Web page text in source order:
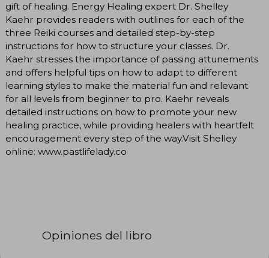
gift of healing. Energy Healing expert Dr. Shelley
Kaehr provides readers with outlines for each of the
three Reiki courses and detailed step-by-step
instructions for how to structure your classes. Dr.
Kaehr stresses the importance of passing attunements
and offers helpful tips on how to adapt to different
learning styles to make the material fun and relevant
for all levels from beginner to pro. Kaehr reveals
detailed instructions on how to promote your new
healing practice, while providing healers with heartfelt
encouragement every step of the way.Visit Shelley
online: www.pastlifelady.co
Opiniones del libro